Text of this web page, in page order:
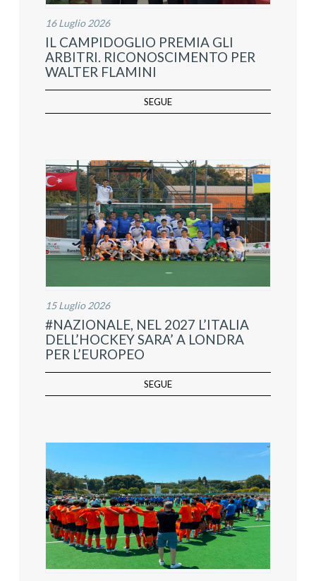
16 Luglio 2026
IL CAMPIDOGLIO PREMIA GLI
ARBITRI. RICONOSCIMENTO PER
WALTER FLAMINI
SEGUE
15 Luglio 2026
#NAZIONALE, NEL 2027 L’ITALIA
DELL’HOCKEY SARA’ A LONDRA
PER L’EUROPEO
SEGUE